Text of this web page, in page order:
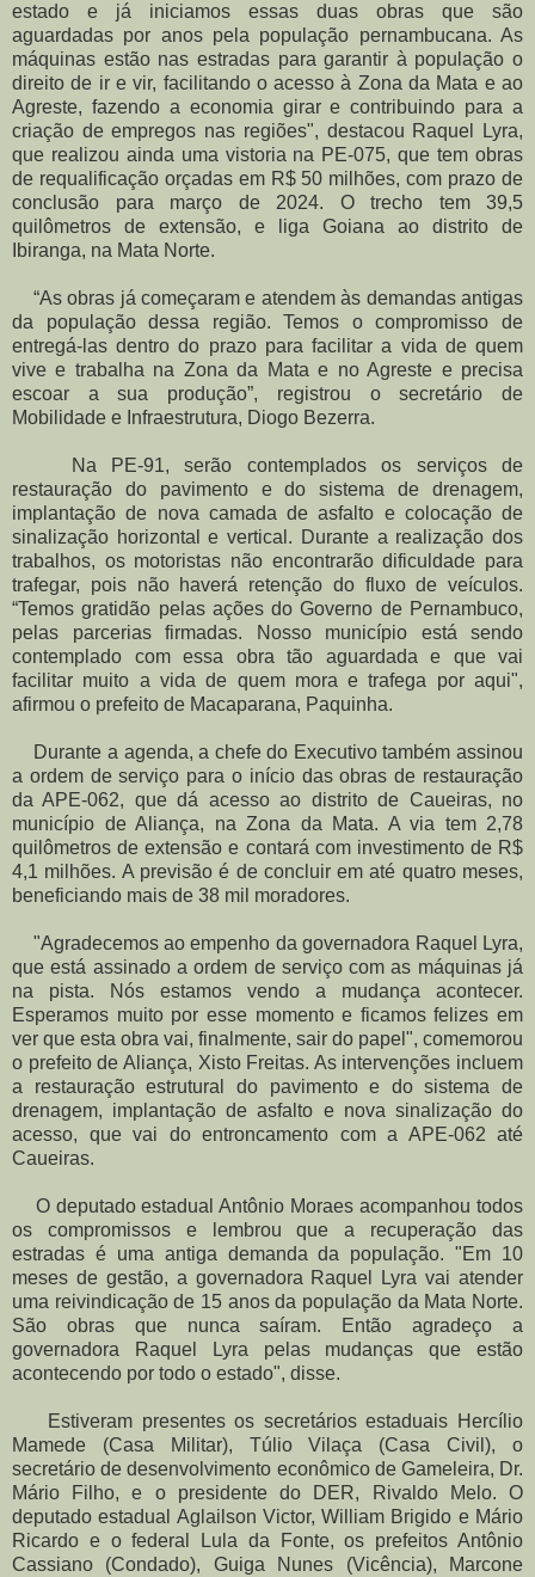
estado e já iniciamos essas duas obras que são
aguardadas por anos pela população pernambucana. As
máquinas estão nas estradas para garantir à população o
direito de ir e vir, facilitando o acesso à Zona da Mata e ao
Agreste, fazendo a economia girar e contribuindo para a
criação de empregos nas regiões", destacou Raquel Lyra,
que realizou ainda uma vistoria na PE-075, que tem obras
de requalificação orçadas em R$ 50 milhões, com prazo de
conclusão para março de 2024. O trecho tem 39,5
quilômetros de extensão, e liga Goiana ao distrito de
Ibiranga, na Mata Norte.
“As obras já começaram e atendem às demandas antigas
da população dessa região. Temos o compromisso de
entregá-las dentro do prazo para facilitar a vida de quem
vive e trabalha na Zona da Mata e no Agreste e precisa
escoar a sua produção”, registrou o secretário de
Mobilidade e Infraestrutura, Diogo Bezerra.
Na PE-91, serão contemplados os serviços de
restauração do pavimento e do sistema de drenagem,
implantação de nova camada de asfalto e colocação de
sinalização horizontal e vertical. Durante a realização dos
trabalhos, os motoristas não encontrarão dificuldade para
trafegar, pois não haverá retenção do fluxo de veículos.
“Temos gratidão pelas ações do Governo de Pernambuco,
pelas parcerias firmadas. Nosso município está sendo
contemplado com essa obra tão aguardada e que vai
facilitar muito a vida de quem mora e trafega por aqui",
afirmou o prefeito de Macaparana, Paquinha.
Durante a agenda, a chefe do Executivo também assinou
a ordem de serviço para o início das obras de restauração
da APE-062, que dá acesso ao distrito de Caueiras, no
município de Aliança, na Zona da Mata. A via tem 2,78
quilômetros de extensão e contará com investimento de R$
4,1 milhões. A previsão é de concluir em até quatro meses,
beneficiando mais de 38 mil moradores.
"Agradecemos ao empenho da governadora Raquel Lyra,
que está assinado a ordem de serviço com as máquinas já
na pista. Nós estamos vendo a mudança acontecer.
Esperamos muito por esse momento e ficamos felizes em
ver que esta obra vai, finalmente, sair do papel", comemorou
o prefeito de Aliança, Xisto Freitas. As intervenções incluem
a restauração estrutural do pavimento e do sistema de
drenagem, implantação de asfalto e nova sinalização do
acesso, que vai do entroncamento com a APE-062 até
Caueiras.
O deputado estadual Antônio Moraes acompanhou todos
os compromissos e lembrou que a recuperação das
estradas é uma antiga demanda da população. "Em 10
meses de gestão, a governadora Raquel Lyra vai atender
uma reivindicação de 15 anos da população da Mata Norte.
São obras que nunca saíram. Então agradeço a
governadora Raquel Lyra pelas mudanças que estão
acontecendo por todo o estado", disse.
Estiveram presentes os secretários estaduais Hercílio
Mamede (Casa Militar), Túlio Vilaça (Casa Civil), o
secretário de desenvolvimento econômico de Gameleira, Dr.
Mário Filho, e o presidente do DER, Rivaldo Melo. O
deputado estadual Aglailson Victor, William Brigido e Mário
Ricardo e o federal Lula da Fonte, os prefeitos Antônio
Cassiano (Condado), Guiga Nunes (Vicência), Marcone